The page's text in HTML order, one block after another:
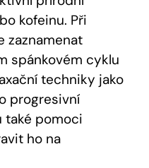
kofeinu. Při
zaznamenat
spánkovém cyklu
techniky jako
progresivní
také pomoci
ho na